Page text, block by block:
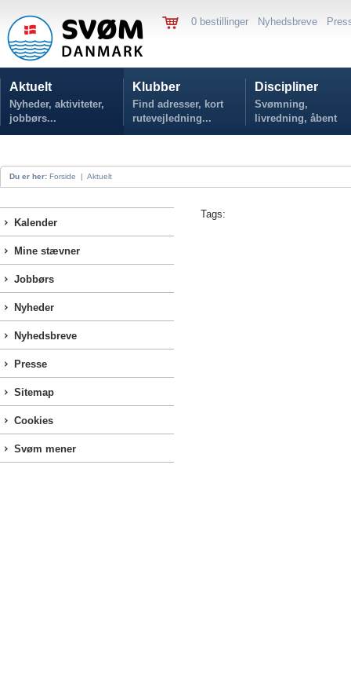
0 bestillinger Nyhedsbreve
Aktuelt
Nyheder, aktiviteter,
jobbørs...
Klubber
Find adresser, kort
rutevejledning...
Discipliner
Svømning,
livredning, åbent
vand...
Du er her: Forside | Aktuelt
Kalender
Mine stævner
Jobbørs
Nyheder
Nyhedsbreve
Presse
Sitemap
Cookies
Svøm mener
Tags: